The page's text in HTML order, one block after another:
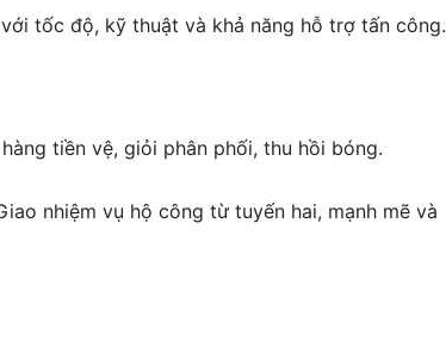
tốc độ, kỹ thuật và khả năng hỗ trợ tấn công.
tiền vệ, giỏi phân phối, thu hồi bóng.
nhiệm vụ hộ công từ tuyến hai, mạnh mẽ và